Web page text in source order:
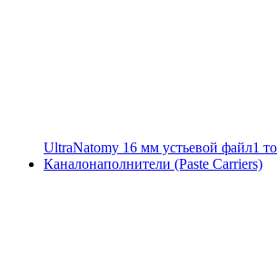
UltraNatomy 16 мм устьевой файл1
Каналонаполнители (Paste Carriers)